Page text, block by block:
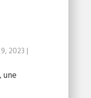
9, 2023 |